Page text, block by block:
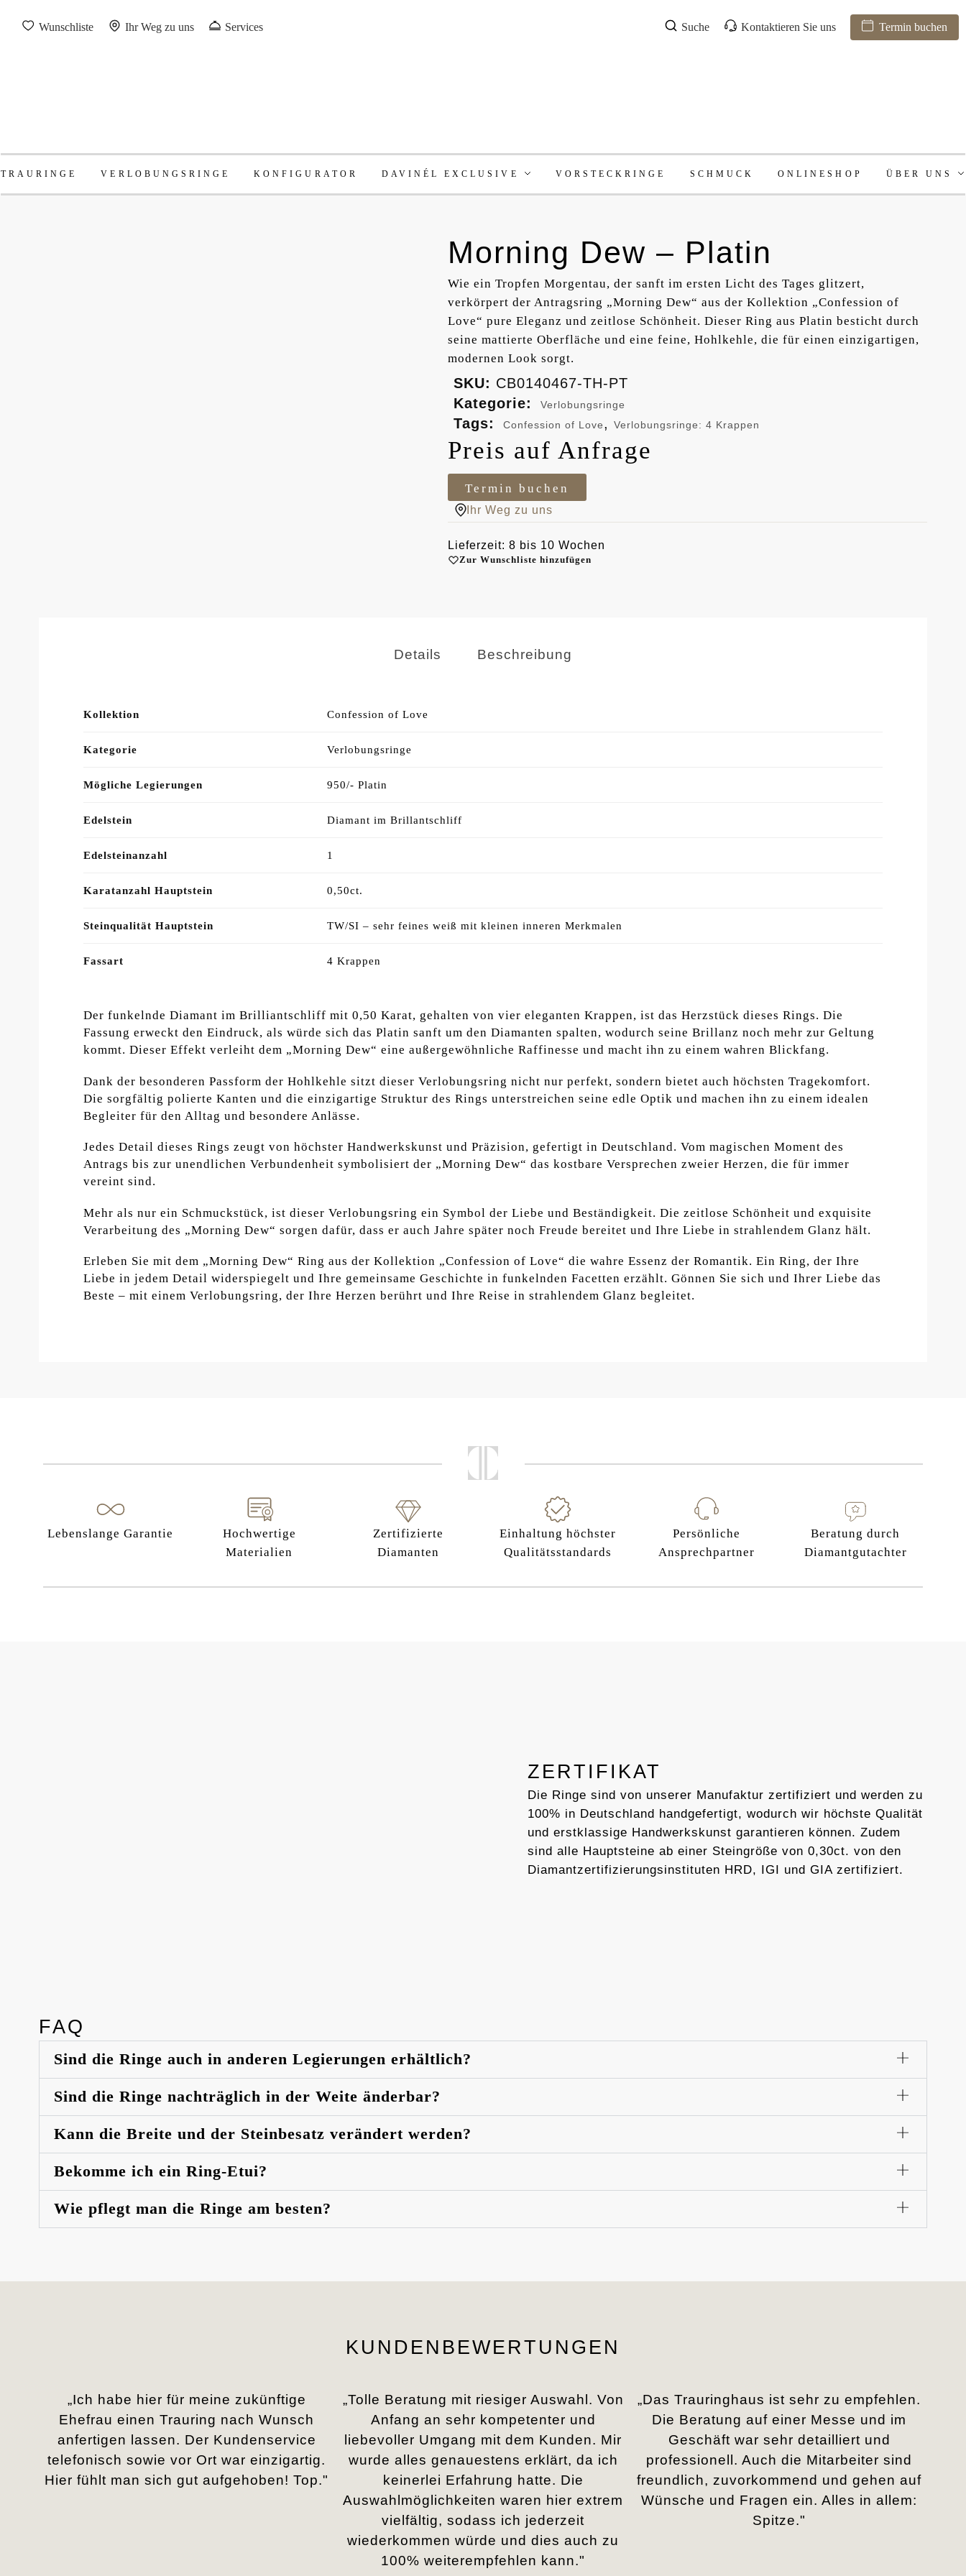
Wunschliste Ihr Weg zu uns Services Suche Kontaktieren Sie uns Termin buchen
TRAURINGE VERLOBUNGSRINGE KONFIGURATOR DAVINÉL EXCLUSIVE VORSTECKRINGE SCHMUCK ONLINESHOP ÜBER UNS
Morning Dew – Platin
Wie ein Tropfen Morgentau, der sanft im ersten Licht des Tages glitzert,
verkörpert der Antragsring „Morning Dew“ aus der Kollektion „Confession of
Love“ pure Eleganz und zeitlose Schönheit. Dieser Ring aus Platin besticht durch
seine mattierte Oberfläche und eine feine, Hohlkehle, die für einen einzigartigen,
modernen Look sorgt.
SKU: CB0140467-TH-PT
Kategorie:
Verlobungsringe
Tags: Confession of Love, Verlobungsringe: 4 Krappen
Preis auf Anfrage
Termin buchen
Ihr Weg zu uns
Lieferzeit: 8 bis 10 Wochen
Zur Wunschliste hinzufügen
Details Beschreibung
Kollektion Confession of Love
Kategorie Verlobungsringe
Mögliche Legierungen 950/- Platin
Edelstein Diamant im Brillantschliff
Edelsteinanzahl 1
Karatanzahl Hauptstein 0,50ct.
Steinqualität Hauptstein TW/SI – sehr feines weiß mit kleinen inneren Merkmalen
Fassart 4 Krappen
Der funkelnde Diamant im Brilliantschliff mit 0,50 Karat, gehalten von vier eleganten Krappen, ist das Herzstück dieses Rings. Die
Fassung erweckt den Eindruck, als würde sich das Platin sanft um den Diamanten spalten, wodurch seine Brillanz noch mehr zur Geltung
kommt. Dieser Effekt verleiht dem „Morning Dew“ eine außergewöhnliche Raffinesse und macht ihn zu einem wahren Blickfang.
Dank der besonderen Passform der Hohlkehle sitzt dieser Verlobungsring nicht nur perfekt, sondern bietet auch höchsten Tragekomfort.
Die sorgfältig polierte Kanten und die einzigartige Struktur des Rings unterstreichen seine edle Optik und machen ihn zu einem idealen
Begleiter für den Alltag und besondere Anlässe.
Jedes Detail dieses Rings zeugt von höchster Handwerkskunst und Präzision, gefertigt in Deutschland. Vom magischen Moment des
Antrags bis zur unendlichen Verbundenheit symbolisiert der „Morning Dew“ das kostbare Versprechen zweier Herzen, die für immer
vereint sind.
Mehr als nur ein Schmuckstück, ist dieser Verlobungsring ein Symbol der Liebe und Beständigkeit. Die zeitlose Schönheit und exquisite
Verarbeitung des „Morning Dew“ sorgen dafür, dass er auch Jahre später noch Freude bereitet und Ihre Liebe in strahlendem Glanz hält.
Erleben Sie mit dem „Morning Dew“ Ring aus der Kollektion „Confession of Love“ die wahre Essenz der Romantik. Ein Ring, der Ihre
Liebe in jedem Detail widerspiegelt und Ihre gemeinsame Geschichte in funkelnden Facetten erzählt. Gönnen Sie sich und Ihrer Liebe das
Beste – mit einem Verlobungsring, der Ihre Herzen berührt und Ihre Reise in strahlendem Glanz begleitet.
Lebenslange Garantie
Hochwertige
Materialien
Zertifizierte
Diamanten
Einhaltung höchster
Qualitätsstandards
Persönliche
Ansprechpartner
Beratung durch
Diamantgutachter
ZERTIFIKAT
Die Ringe sind von unserer Manufaktur zertifiziert und werden zu
100% in Deutschland handgefertigt, wodurch wir höchste Qualität
und erstklassige Handwerkskunst garantieren können. Zudem
sind alle Hauptsteine ab einer Steingröße von 0,30ct. von den
Diamantzertifizierungsinstituten HRD, IGI und GIA zertifiziert.
FAQ
Sind die Ringe auch in anderen Legierungen erhältlich?
Sind die Ringe nachträglich in der Weite änderbar?
Kann die Breite und der Steinbesatz verändert werden?
Bekomme ich ein Ring-Etui?
Wie pflegt man die Ringe am besten?
KUNDENBEWERTUNGEN
„Ich habe hier für meine zukünftige
Ehefrau einen Trauring nach Wunsch
anfertigen lassen. Der Kundenservice
telefonisch sowie vor Ort war einzigartig.
Hier fühlt man sich gut aufgehoben! Top."
„Tolle Beratung mit riesiger Auswahl. Von
Anfang an sehr kompetenter und
liebevoller Umgang mit dem Kunden. Mir
wurde alles genauestens erklärt, da ich
keinerlei Erfahrung hatte. Die
Auswahlmöglichkeiten waren hier extrem
vielfältig, sodass ich jederzeit
wiederkommen würde und dies auch zu
100% weiterempfehlen kann."
„Das Trauringhaus ist sehr zu empfehlen.
Die Beratung auf einer Messe und im
Geschäft war sehr detailliert und
professionell. Auch die Mitarbeiter sind
freundlich, zuvorkommend und gehen auf
Wünsche und Fragen ein. Alles in allem:
Spitze."